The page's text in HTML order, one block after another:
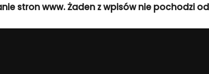
stron www. Żaden z wpisów nie pochodzi od